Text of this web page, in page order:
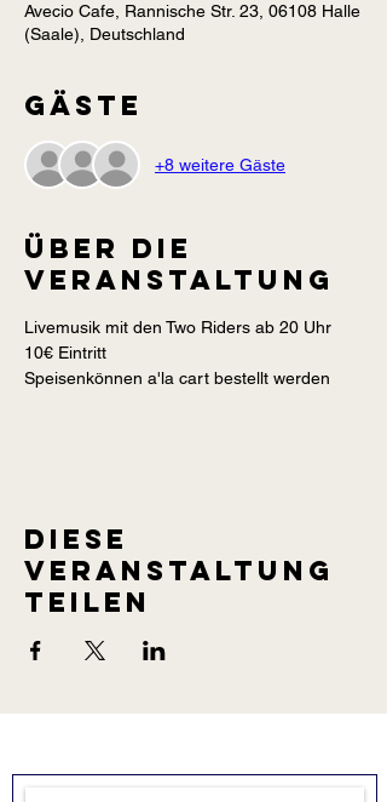
Avecio Cafe, Rannische Str. 23, 06108 Halle
(Saale), Deutschland
Gäste
+8 weitere Gäste
Über die
Veranstaltung
Livemusik mit den Two Riders ab 20 Uhr
10€ Eintritt
Speisenkönnen a'la cart bestellt werden
Diese
Veranstaltung
teilen